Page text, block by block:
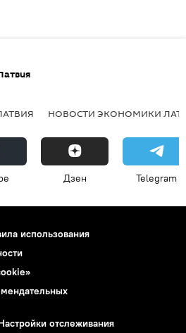
НОВОСТИ ЭКОНОМИКИ
Дзен Telegram
использования
отслеживания